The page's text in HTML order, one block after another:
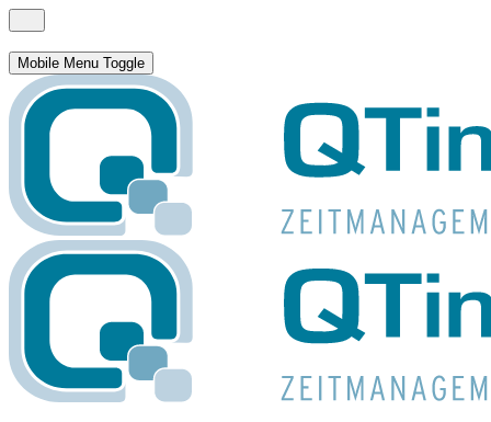
Mobile Menu Toggle